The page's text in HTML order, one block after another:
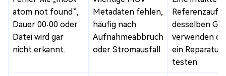
atom not found“,
Dauer 00:00 oder
Datei wird gar
nicht erkannt.
Metadaten fehlen,
häufig nach
Aufnahmeabbruch
oder Stromausfall.
desselben
verwenden
ein
testen.